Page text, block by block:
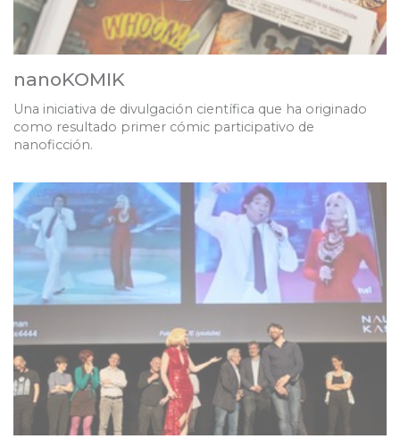
nanoKOMIK
Una iniciativa de divulgación científica que ha originado
como resultado primer cómic participativo de
nanoficción.